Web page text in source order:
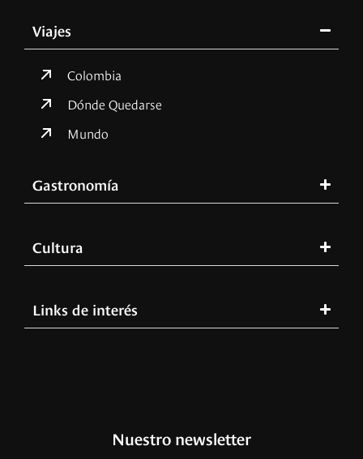
Viajes
Colombia
Dónde Quedarse
Mundo
Gastronomía
Cultura
Links de interés
Nuestro newsletter